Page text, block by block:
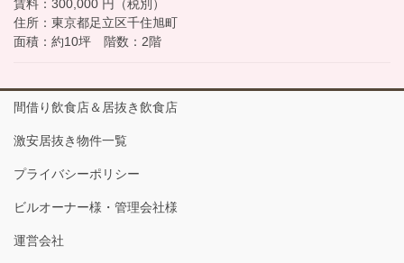
賃料：300,000 円（税別）
住所：東京都足立区千住旭町
面積：約10坪 階数：2階
間借り飲食店＆居抜き飲食店
激安居抜き物件一覧
プライバシーポリシー
ビルオーナー様・管理会社様
運営会社